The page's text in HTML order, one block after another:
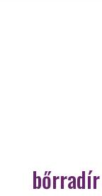
bőrradír